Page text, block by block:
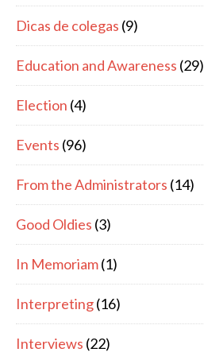
Dicas de colegas (9)
Education and Awareness (29)
Election (4)
Events (96)
From the Administrators (14)
Good Oldies (3)
In Memoriam(1)
Interpreting(16)
Interviews (22)